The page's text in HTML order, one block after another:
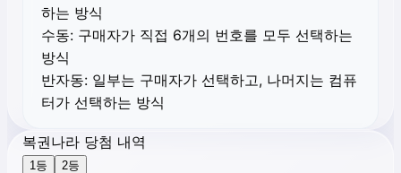
하는 방식
수동: 구매자가 직접 6개의 번호를 모두 선택하는
방식
반자동: 일부는 구매자가 선택하고, 나머지는 컴퓨
터가 선택하는 방식
복권나라 당첨 내역
1등 2등